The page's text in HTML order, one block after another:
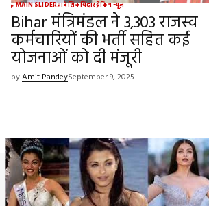
MAIN SLIDERप्रादेशिकबिहारब्रेकिंग न्यूज़
Bihar मंत्रिमंडल ने 3,303 राजस्व
कर्मचारियों की भर्ती सहित कई
योजनाओं को दी मंजूरी
byAmit PandeySeptember 9, 2025